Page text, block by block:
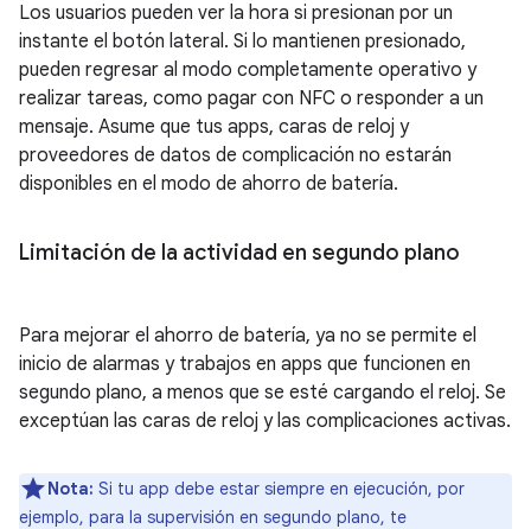
Los usuarios pueden ver la hora si presionan por un
instante el botón lateral. Si lo mantienen presionado,
pueden regresar al modo completamente operativo y
realizar tareas, como pagar con NFC o responder a un
mensaje. Asume que tus apps, caras de reloj y
proveedores de datos de complicación no estarán
disponibles en el modo de ahorro de batería.
Limitación de la actividad en segundo plano
Para mejorar el ahorro de batería, ya no se permite el
inicio de alarmas y trabajos en apps que funcionen en
segundo plano, a menos que se esté cargando el reloj. Se
exceptúan las caras de reloj y las complicaciones activas.
Nota: Si tu app debe estar siempre en ejecución, por
ejemplo, para la supervisión en segundo plano, te